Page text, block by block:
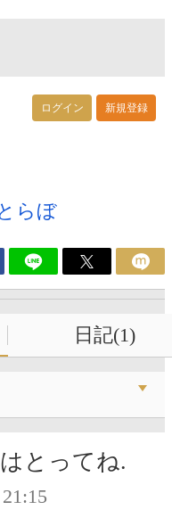
ログイン 新規登録
らぼ
日記(1)
とってね.